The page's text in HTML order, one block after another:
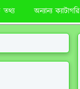
তথ্য অন্যান্য ক্যাটাগরি